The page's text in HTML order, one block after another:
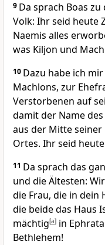
9 Da sprach Boas
Volk: Ihr seid heute
Naemis alles
was Kiljon und
10 Dazu habe ich
Machlons, zur
Verstorbenen auf
damit der Name
aus der Mitte seiner
Ortes. Ihr seid
11 Da sprach das
und die Ältesten:
die Frau, die in dein
die beide das Haus
mächtig[a] in
Bethlehem!